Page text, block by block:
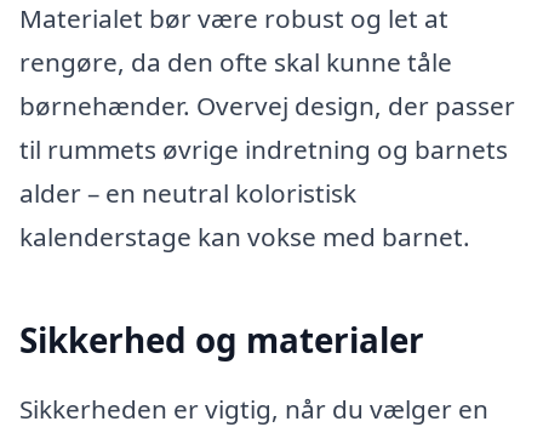
Materialet bør være robust og let at
rengøre, da den ofte skal kunne tåle
børnehænder. Overvej design, der passer
til rummets øvrige indretning og barnets
alder – en neutral koloristisk
kalenderstage kan vokse med barnet.
Sikkerhed og materialer
Sikkerheden er vigtig, når du vælger en